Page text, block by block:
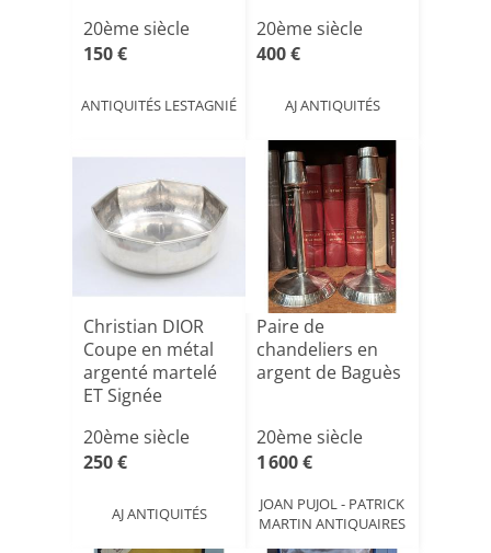
20ème siècle
150 €
ANTIQUITÉS LESTAGNIÉ
20ème siècle
400 €
AJ ANTIQUITÉS
Christian DIOR
Coupe en métal
argenté martelé
ET Signée
20ème siècle
250 €
AJ ANTIQUITÉS
Paire de
chandeliers en
argent de Baguès
20ème siècle
1 600 €
JOAN PUJOL - PATRICK
MARTIN ANTIQUAIRES